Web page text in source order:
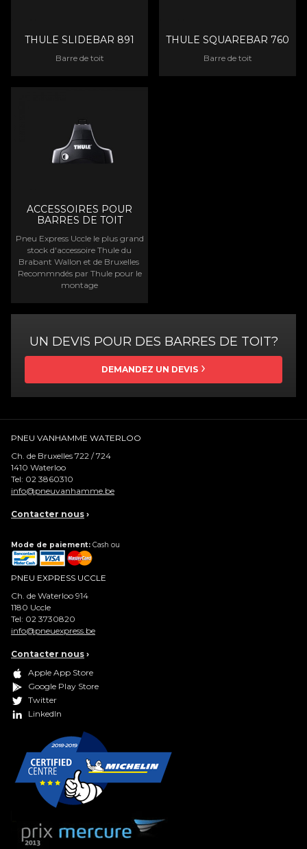
THULE SLIDEBAR 891
Barre de toit
THULE SQUAREBAR 760
Barre de toit
ACCESSOIRES POUR
BARRES DE TOIT
Pneu Express Uccle le plus grand
stock d'accessoire Thule du
Brabant Wallon et de Bruxelles
Recommndés par Thule pour le
montage
UN DEVIS POUR DES BARRES DE TOIT?
DEMANDEZ UN DEVIS
PNEU VANHAMME WATERLOO
Ch. de Bruxelles 722 / 724
1410 Waterloo
Tel: 02 3860310
info@pneuvanhamme.be
Contacter nous ›
Mode de paiement: Cash ou
PNEU EXPRESS UCCLE
Ch. de Waterloo 914
1180 Uccle
Tel: 02 3730820
info@pneuexpress.be
Contacter nous ›
Apple App Store
Google Play Store
Twitter
LinkedIn